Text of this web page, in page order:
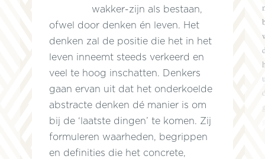
wakker-zijn als bestaan,
ofwel door denken én leven. Het
denken zal de positie die het in het
leven inneemt steeds verkeerd en
veel te hoog inschatten. Denkers
gaan ervan uit dat het onderkoelde
abstracte denken dé manier is om
bij de ‘laatste dingen’ te komen. Zij
formuleren waarheden, begrippen
en definities die het concrete,